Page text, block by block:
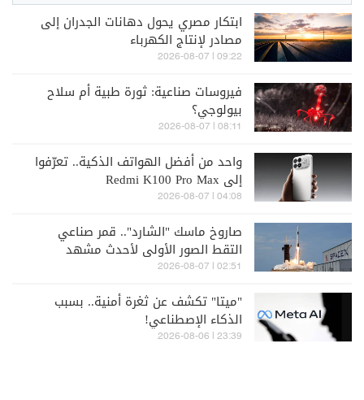
ابتكار مصري يحول دهانات الجدران إلى
مصادر لإنتاج الكهرباء
09:22 | 2026-08-07
فيروسات صناعية: ثورة طبية أم سلاح
بيولوجي؟
08:11 | 2026-08-07
واحد من أفضل الهواتف الذكية.. تعرّفوا
إلى Redmi K100 Pro Max
04:08 | 2026-08-07
صاروخ ماسك "الشارد".. قمر صناعي
التقط الصور الأولى لأحدث مشهد
اصطدام على القمر
02:51 | 2026-08-07
"ميتا" تكشف عن ثغرة أمنية.. بسبب
الذكاء الإصطناعي!
23:39 | 2026-08-06